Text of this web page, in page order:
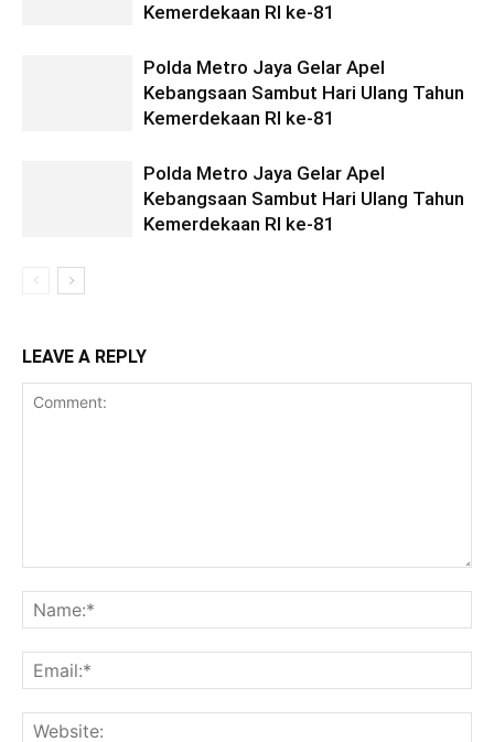
Kemerdekaan RI ke-81
Polda Metro Jaya Gelar Apel
Kebangsaan Sambut Hari Ulang Tahun
Kemerdekaan RI ke-81
Polda Metro Jaya Gelar Apel
Kebangsaan Sambut Hari Ulang Tahun
Kemerdekaan RI ke-81
LEAVE A REPLY